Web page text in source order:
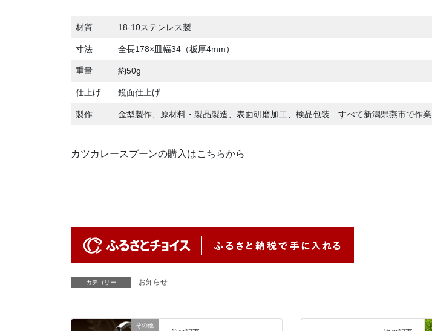
材質 18-10ステンレス製
寸法 全長178×皿幅34（板厚4mm）
重量 約50g
仕上げ 鏡面仕上げ
製作 金型製作、原材料・製品製造、表面研磨加工、検品包装 すべて新潟県燕市で作業
カツカレースプーンの購入はこちらから
カテゴリー お知らせ
その他